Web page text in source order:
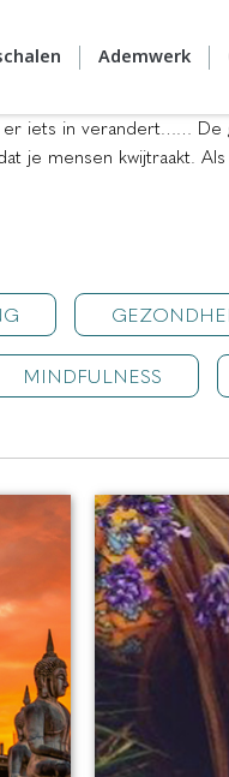
Ademwerk
iets in verandert……
je mensen kwijtraakt.
MINDFULNESS